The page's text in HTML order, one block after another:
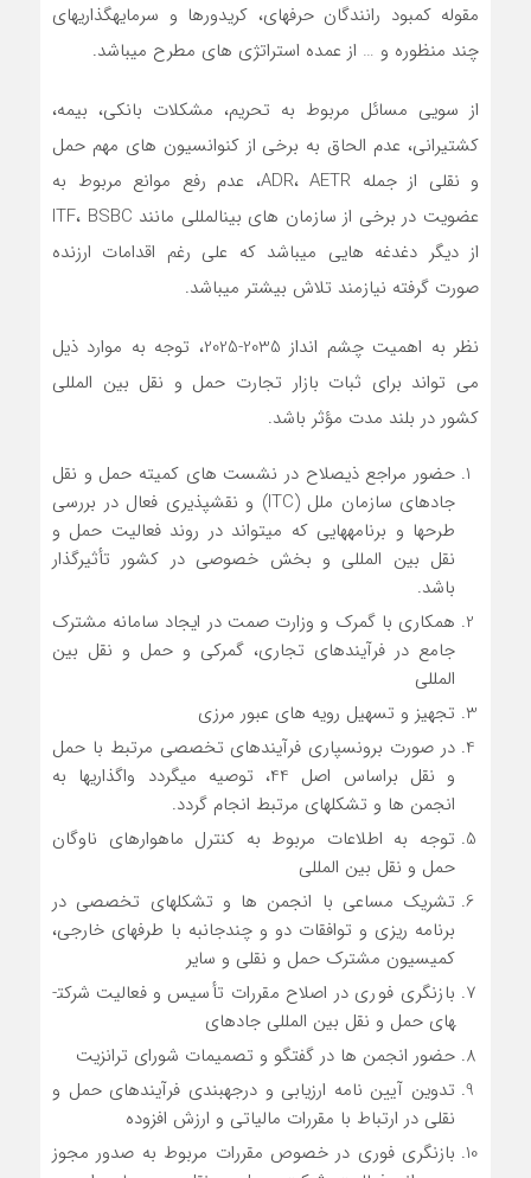
مقوله کمبود رانندگان حرفه­ای، کریدورها و سرمایه­گذاری­های
چند منظوره و … از عمده استراتژی های مطرح می­باشد.
از سویی مسائل مربوط به تحریم، مشکلات بانکی، بیمه،
کشتی­رانی، عدم الحاق به برخی از کنوانسیون های مهم حمل
و نقلی از جمله ADR، AETR، عدم رفع موانع مربوط به
عضویت در برخی از سازمان های بین­المللی مانند ITF، BSBC
از دیگر دغدغه هایی می­باشد که علی رغم اقدامات ارزنده
صورت گرفته نیازمند تلاش بیشتر می­باشد.
نظر به اهمیت چشم انداز 2035-2025، توجه به موارد ذیل
می تواند برای ثبات بازار تجارت حمل و نقل بین المللی
کشور در بلند مدت مؤثر باشد.
حضور مراجع ذیصلاح در نشست های کمیته حمل و نقل
جاده­ای سازمان ملل (ITC) و نقش­پذیری فعال در بررسی
طرح­ها و برنامه­هایی که می­تواند در روند فعالیت حمل و
نقل بین المللی و بخش خصوصی در کشور تأثیرگذار
باشد.
همکاری با گمرک و وزارت صمت در ایجاد سامانه مشترک
جامع در فرآیندهای تجاری، گمرکی و حمل و نقل بین
المللی
تجهیز و تسهیل رویه های عبور مرزی
در صورت برون­سپاری فرآیندهای تخصصی مرتبط با حمل
و نقل براساس اصل 44، توصیه می­گردد واگذاریها به
انجمن ها و تشکل­های مرتبط انجام گردد.
توجه به اطلاعات مربوط به کنترل ماهواره­ای ناوگان
حمل و نقل بین المللی
تشریک مساعی با انجمن ها و تشکل­های تخصصی در
برنامه ریزی و توافقات دو و چندجانبه با طرف­های خارجی،
کمیسیون مشترک حمل و نقلی و سایر
بازنگری فوری در اصلاح مقررات تأسیس و فعالیت شرکت­
های حمل و نقل بین المللی جاده­ای
حضور انجمن ها در گفتگو و تصمیمات شورای ترانزیت
تدوین آیین نامه ارزیابی و درجه­بندی فرآیندهای حمل و
نقلی در ارتباط با مقررات مالیاتی و ارزش افزوده
بازنگری فوری در خصوص مقررات مربوط به صدور مجوز